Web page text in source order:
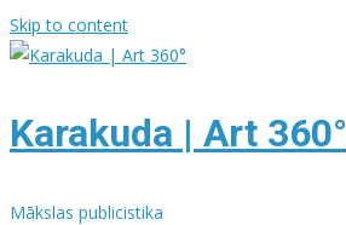
Skip to content
Karakuda | Art 360°
Mākslas publicistika